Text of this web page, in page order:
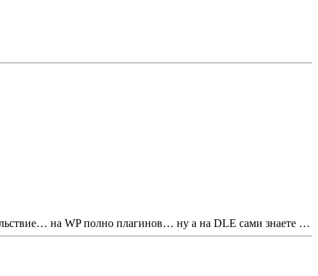
на WP полно плагинов… ну а на DLE сами знаете …